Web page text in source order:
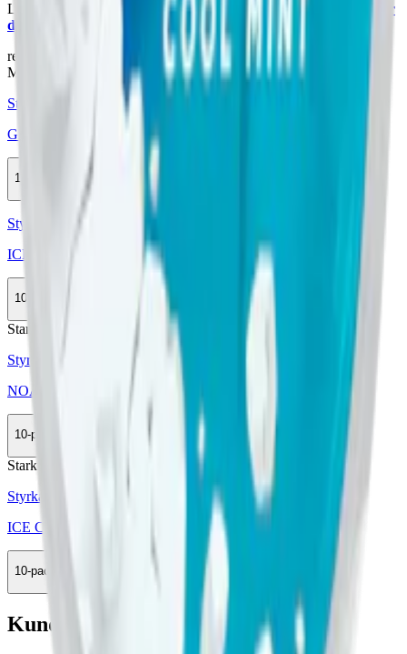
Läs mer om hur du förvarar Greatest Cold Dry Stark:
"Så förvarar
du snuset rätt"
relaterade produkter
Mild
Styrka Mild · Slim
Greatest Cold Dry Easy 4mg
10-pack
294,90 kr
Styrka Normal · Slim
ICE Cool Mint 6 mg
10-pack
Stark
Styrka Stark · Slim
NOAT Cold mint 10mg
10-pack
Stark
Styrka Stark · Slim
ICE Cool Mint 11,55 mg
10-pack
Kundservice